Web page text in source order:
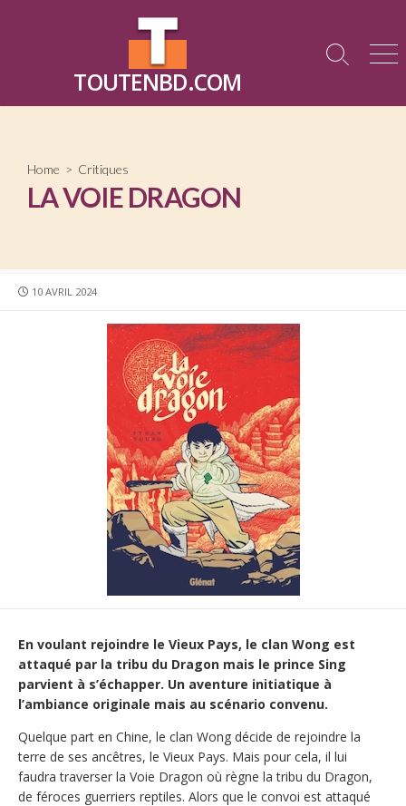
TOUTENBD.COM
Search
Home > Critiques
LA VOIE DRAGON
PUBLISHED
10 AVRIL 2024
En voulant rejoindre le Vieux Pays, le clan Wong est
attaqué par la tribu du Dragon mais le prince Sing
parvient à s’échapper. Un aventure initiatique à
l’ambiance originale mais au scénario convenu.
Quelque part en Chine, le clan Wong décide de rejoindre la
terre de ses ancêtres, le Vieux Pays. Mais pour cela, il lui
faudra traverser la Voie Dragon où règne la tribu du Dragon,
de féroces guerriers reptiles. Alors que le convoi est attaqué